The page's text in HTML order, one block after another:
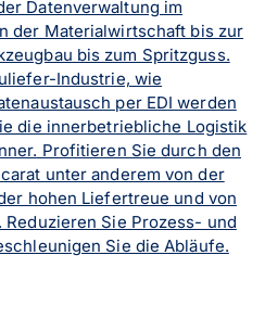
Datenverwaltung im
der Materialwirtschaft bis zur
bis zum Spritzguss.
Industrie, wie
per EDI werden
die innerbetriebliche Logistik
Profitieren Sie durch den
unter anderem von der
hohen Liefertreue und von
Sie Prozess- und
Sie die Abläufe.